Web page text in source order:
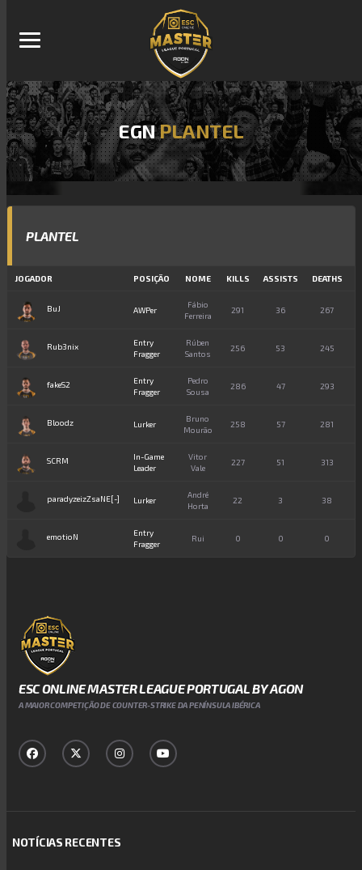
EGNPLANTEL
PLANTEL
JOGADOR POSIÇÃO NOME KILLS ASSISTS DEATHS
BuJ AWPer
Fábio
Ferreira
291 36 267
Rub3nix
Entry
Fragger
Rúben
Santos
256 53 245
fakeS2
Entry
Fragger
Pedro
Sousa
286 47 293
Bloodz Lurker
Bruno
Mourão
258 57 281
SCRM
In-Game
Leader
Vitor
Vale
227 51 313
paradyzeizZsaNE[-] Lurker
André
Horta
22 3 38
emotioN
Entry
Fragger
Rui 0 0 0
ESC ONLINE MASTER LEAGUE PORTUGAL BY AGON
A MAIOR COMPETIÇÃO DE COUNTER-STRIKE DA PENÍNSULA IBÉRICA
NOTÍCIAS RECENTES